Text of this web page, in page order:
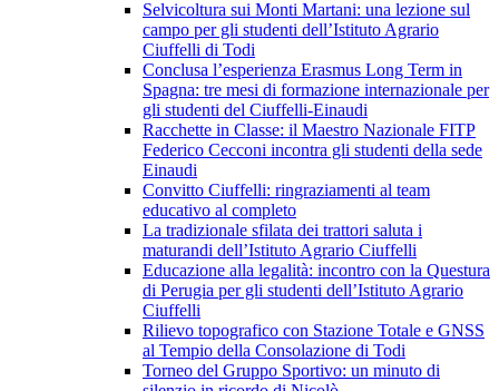
Selvicoltura sui Monti Martani: una lezione sul
campo per gli studenti dell’Istituto Agrario
Ciuffelli di Todi
Conclusa l’esperienza Erasmus Long Term in
Spagna: tre mesi di formazione internazionale per
gli studenti del Ciuffelli-Einaudi
Racchette in Classe: il Maestro Nazionale FITP
Federico Cecconi incontra gli studenti della sede
Einaudi
Convitto Ciuffelli: ringraziamenti al team
educativo al completo
La tradizionale sfilata dei trattori saluta i
maturandi dell’Istituto Agrario Ciuffelli
Educazione alla legalità: incontro con la Questura
di Perugia per gli studenti dell’Istituto Agrario
Ciuffelli
Rilievo topografico con Stazione Totale e GNSS
al Tempio della Consolazione di Todi
Torneo del Gruppo Sportivo: un minuto di